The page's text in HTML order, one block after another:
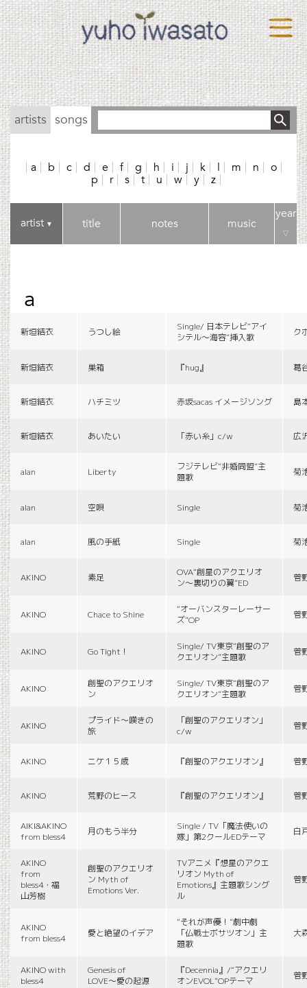
artists songs
a b c d e f g h i j k l m n
o
p
r s t u w y z
artist▼ title notes music
year
▽
a
新垣結衣 うつし絵
Single/ 日本テレビ“アイ
シテル〜海容”挿入歌
ク
新垣結衣 巣箱 『hug』 葛
新垣結衣 ハチミツ 赤坂sacas イメージソング 島
新垣結衣 あいたい 「赤い糸」c/w 広
alan Liberty
フジテレビ“非婚同盟”主
題歌
菊
alan 空唄 Single 菊
alan 風の手紙 Single 菊
AKINO 素足
OVA“創星のアクエリオ
ン〜裏切りの翼”ED
菅
AKINO Chace to Shine
“オーバンスターレーサー
ズ”OP
菅
AKINO Go Tight！
Single/ TV東京“創聖のア
クエリオン”主題歌
菅
AKINO
創聖のアクエリオ
ン
Single/ TV東京“創聖のア
クエリオン”主題歌
菅
AKINO
プライド〜嘆きの
旅
「創聖のアクエリオン」
c/w
菅
AKINO ニケ１５歳 『創聖のアクエリオン』 菅
AKINO 荒野のヒース 『創聖のアクエリオン』 菅
AIKI&AKINO
from bless4
月のもう半分
Single / TV「魔法使いの
嫁」第2クールEDテーマ
白
AKINO
from
bless4・福
山芳樹
創聖のアクエリオ
ン Myth of
Emotions Ver.
TVアニメ『想星のアクエ
リオン Myth of
Emotions』主題歌シング
ル
菅
AKINO
from bless4
愛と絶望のイデア
“それが声優！”劇中劇
「仏戦士ボサツオン」主
題歌
大
AKINO with
bless4
Genesis of
LOVE〜愛の起源
『Decennia』/“アクエリ
オンEVOL”OPテーマ
菅